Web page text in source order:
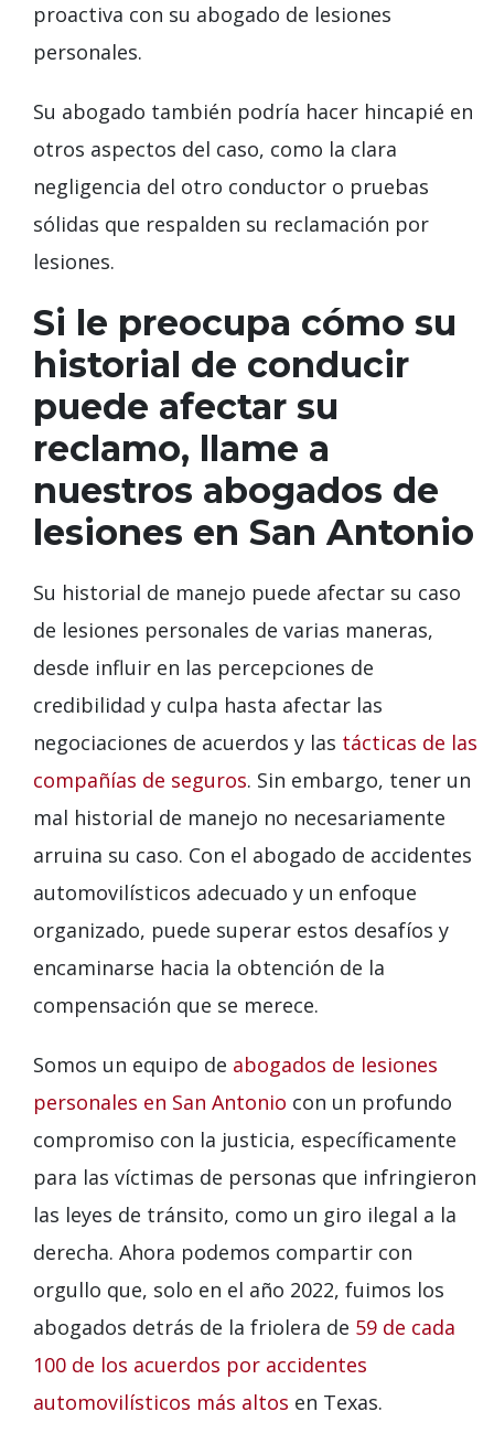
proactiva con su abogado de lesiones
personales.
Su abogado también podría hacer hincapié en
otros aspectos del caso, como la clara
negligencia del otro conductor o pruebas
sólidas que respalden su reclamación por
lesiones.
Si le preocupa cómo su
historial de conducir
puede afectar su
reclamo, llame a
nuestros abogados de
lesiones en San Antonio
Su historial de manejo puede afectar su caso
de lesiones personales de varias maneras,
desde influir en las percepciones de
credibilidad y culpa hasta afectar las
negociaciones de acuerdos y las tácticas de las
compañías de seguros. Sin embargo, tener un
mal historial de manejo no necesariamente
arruina su caso. Con el abogado de accidentes
automovilísticos adecuado y un enfoque
organizado, puede superar estos desafíos y
encaminarse hacia la obtención de la
compensación que se merece.
Somos un equipo de abogados de lesiones
personales en San Antonio con un profundo
compromiso con la justicia, específicamente
para las víctimas de personas que infringieron
las leyes de tránsito, como un giro ilegal a la
derecha. Ahora podemos compartir con
orgullo que, solo en el año 2022, fuimos los
abogados detrás de la friolera de 59 de cada
100 de los acuerdos por accidentes
automovilísticos más altos en Texas.